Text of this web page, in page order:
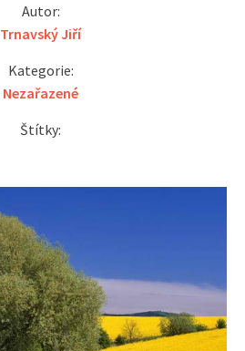
Autor:
Trnavský Jiří
Kategorie:
Nezařazené
Štítky: